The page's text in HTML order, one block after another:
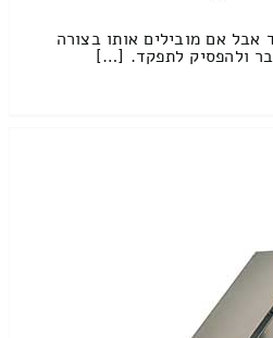
אם מובילים אותו בצורה
ולהפסיק לתפקד. […]